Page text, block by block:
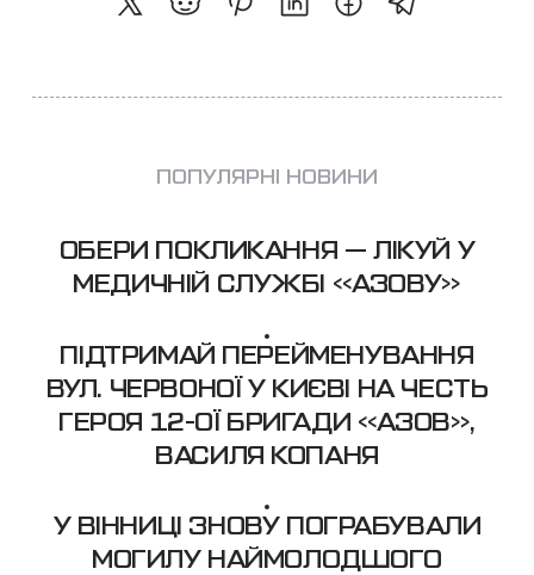
ПОПУЛЯРНІ НОВИНИ
ОБЕРИ ПОКЛИКАННЯ — ЛІКУЙ У
МЕДИЧНІЙ СЛУЖБІ «АЗОВУ»
ПІДТРИМАЙ ПЕРЕЙМЕНУВАННЯ
ВУЛ. ЧЕРВОНОЇ У КИЄВІ НА ЧЕСТЬ
ГЕРОЯ 12-ОЇ БРИГАДИ «АЗОВ»,
ВАСИЛЯ КОПАНЯ
У ВІННИЦІ ЗНОВУ ПОГРАБУВАЛИ
МОГИЛУ НАЙМОЛОДШОГО